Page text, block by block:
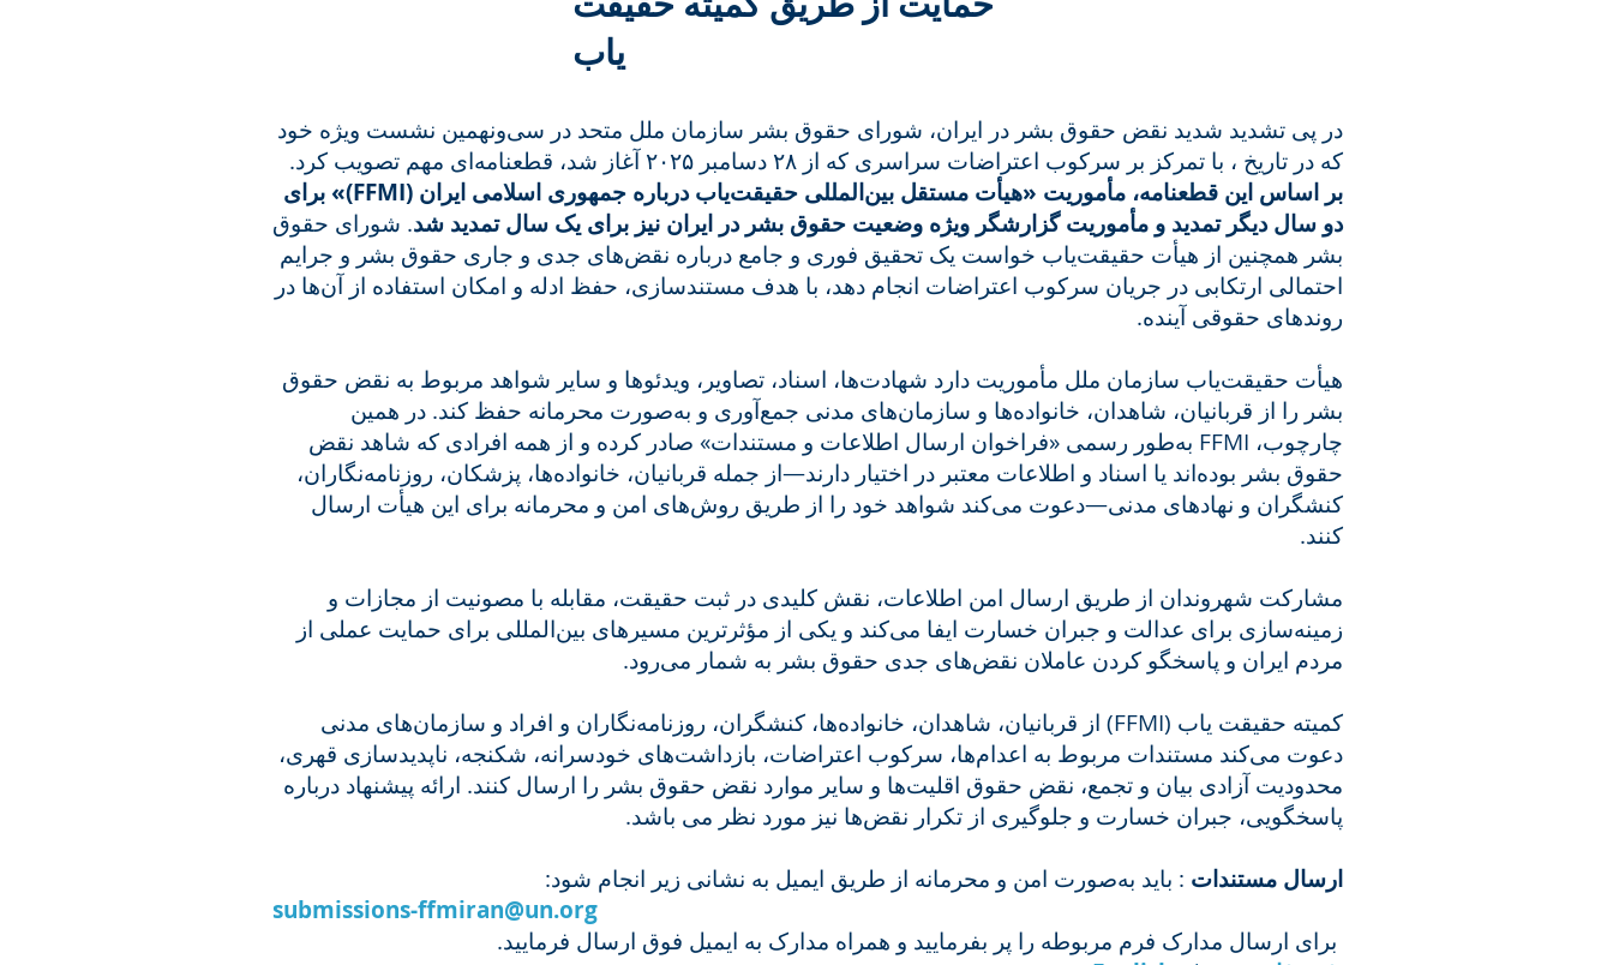
یاب
در پی تشدید شدید نقض حقوق بشر در ایران، شورای حقوق بشر سازمان ملل متحد در سی‌ونهمین نشست ویژه خود
که در تاریخ ، با تمرکز بر سرکوب اعتراضات سراسری که از ۲۸ دسامبر ۲۰۲۵ آغاز شد، قطعنامه‌ای مهم تصویب کرد.
بر اساس این قطعنامه، مأموریت «هیأت مستقل بین‌المللی حقیقت‌یاب درباره جمهوری اسلامی ایران (FFMI)» برای
دو سال دیگر تمدید و مأموریت گزارشگر ویژه وضعیت حقوق بشر در ایران نیز برای یک سال تمدید شد. شورای حقوق
بشر همچنین از هیأت حقیقت‌یاب خواست یک تحقیق فوری و جامع درباره نقض‌های جدی و جاری حقوق بشر و جرایم
احتمالی ارتکابی در جریان سرکوب اعتراضات انجام دهد، با هدف مستندسازی، حفظ ادله و امکان استفاده از آن‌ها در
روندهای حقوقی آینده.
هیأت حقیقت‌یاب سازمان ملل مأموریت دارد شهادت‌ها، اسناد، تصاویر، ویدئوها و سایر شواهد مربوط به نقض حقوق
بشر را از قربانیان، شاهدان، خانواده‌ها و سازمان‌های مدنی جمع‌آوری و به‌صورت محرمانه حفظ کند. در همین
چارچوب، FFMI به‌طور رسمی «فراخوان ارسال اطلاعات و مستندات» صادر کرده و از همه افرادی که شاهد نقض
حقوق بشر بوده‌اند یا اسناد و اطلاعات معتبر در اختیار دارند—از جمله قربانیان، خانواده‌ها، پزشکان، روزنامه‌نگاران،
کنشگران و نهادهای مدنی—دعوت می‌کند شواهد خود را از طریق روش‌های امن و محرمانه برای این هیأت ارسال
کنند.
مشارکت شهروندان از طریق ارسال امن اطلاعات، نقش کلیدی در ثبت حقیقت، مقابله با مصونیت از مجازات و
زمینه‌سازی برای عدالت و جبران خسارت ایفا می‌کند و یکی از مؤثرترین مسیرهای بین‌المللی برای حمایت عملی از
مردم ایران و پاسخگو کردن عاملان نقض‌های جدی حقوق بشر به شمار می‌رود.
کمیته حقیقت یاب (FFMI) از قربانیان، شاهدان، خانواده‌ها، کنشگران، روزنامه‌نگاران و افراد و سازمان‌های مدنی
دعوت می‌کند مستندات مربوط به اعدام‌ها، سرکوب اعتراضات، بازداشت‌های خودسرانه، شکنجه، ناپدیدسازی قهری،
محدودیت آزادی بیان و تجمع، نقض حقوق اقلیت‌ها و سایر موارد نقض حقوق بشر را ارسال کنند. ارائه پیشنهاد درباره
پاسخگویی، جبران خسارت و جلوگیری از تکرار نقض‌ها نیز مورد نظر می باشد.
ارسال مستندات : باید به‌صورت امن و محرمانه از طریق ایمیل به نشانی زیر انجام شود:
submissions-ffmiran@un.org
برای ارسال مدارک فرم مربوطه را پر بفرمایید و همراه مدارک به ایمیل فوق ارسال فرمایید.